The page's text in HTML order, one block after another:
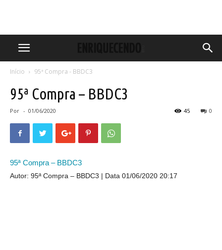
Início 95ª Compra - BBDC3
95ª Compra – BBDC3
Por - 01/06/2020 0
45
95ª Compra – BBDC3
Autor: 95ª Compra – BBDC3 Data 01/06/2020 20:17